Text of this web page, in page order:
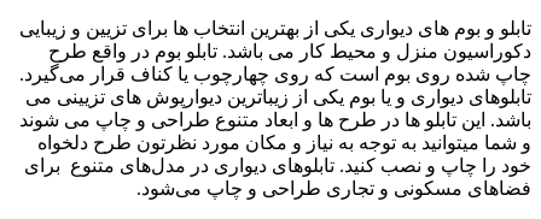
تابلو و بوم های دیواری یکی از بهترین انتخاب ها برای تزیین و زیبایی
دکوراسیون منزل و محیط کار می باشد. تابلو بوم در واقع طرح
چاپ شده روی بوم است که روی چهارچوب یا کناف قرار می‌گیرد.
تابلوهای دیواری و یا بوم یکی از زیباترین دیوارپوش های تزیینی می
باشد. این تابلو ها در طرح ها و ابعاد متنوع طراحی و چاپ می شوند
و شما میتوانید به توجه به نیاز و مکان مورد نظرتون طرح دلخواه
خود را چاپ و نصب کنید. تابلوهای دیواری در مدل‌های متنوع برای
فضاهای مسکونی و تجاری طراحی و چاپ می‌شود.